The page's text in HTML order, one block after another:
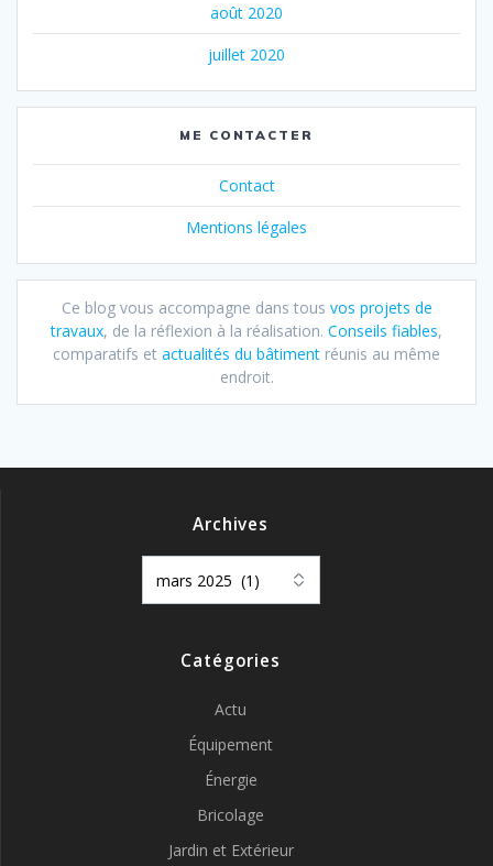
août 2020
juillet 2020
ME CONTACTER
Contact
Mentions légales
Ce blog vous accompagne dans tous vos projets de
travaux, de la réflexion à la réalisation. Conseils fiables,
comparatifs et actualités du bâtiment réunis au même
endroit.
Archives
Catégories
Actu
Équipement
Énergie
Bricolage
Jardin et Extérieur